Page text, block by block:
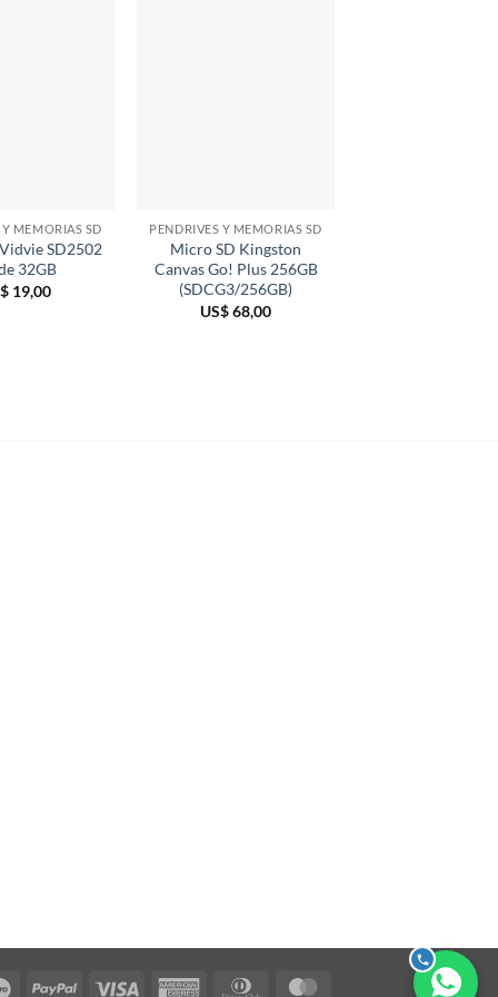
MEMORIAS SD
SD2502
32GB
19,00
PENDRIVES Y MEMORIAS SD
Micro SD Kingston
Canvas Go! Plus 256GB
(SDCG3/256GB)
US$68,00
Maestro PayPal Visa American Dinners